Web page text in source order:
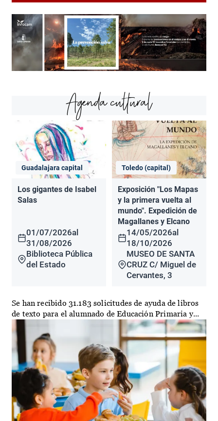
Agenda cultural
Guadalajara capital
Los gigantes de Isabel
Salas
01/07/2026al
31/08/2026
Biblioteca Pública
del Estado
Toledo (capital)
Exposición "Los Mapas
y la primera vuelta al
mundo". Expedición de
Magallanes y Elcano
14/05/2026al
18/10/2026
MUSEO DE SANTA
CRUZ C/ Miguel de
Cervantes, 3
Se han recibido 31.183 solicitudes de ayuda de libros
de texto para el alumnado de Educación Primaria y...